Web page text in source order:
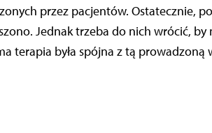
przez pacjentów. Ostatecznie,
Jednak trzeba do nich wrócić, by
terapia była spójna z tą prowadzoną